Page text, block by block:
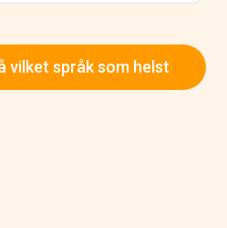
vilket språk som helst